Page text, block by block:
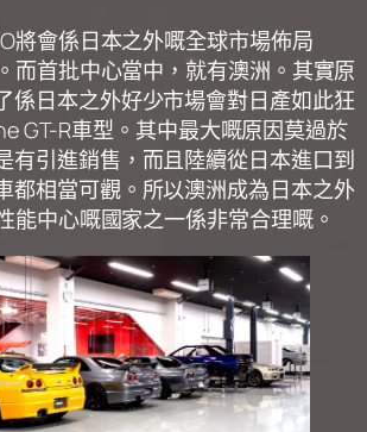
將會係日本之外嘅全球市場佈局
而首批中心當中，就有澳洲。其實原
係日本之外好少市場會對日產如此狂
GT-R車型。其中最大嘅原因莫過於
有引進銷售，而且陸續從日本進口到
都相當可觀。所以澳洲成為日本之外
能中心嘅國家之一係非常合理嘅。